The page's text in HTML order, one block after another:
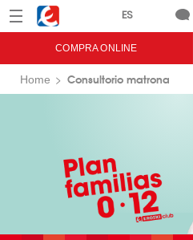
Menú Eroski
COMPRA ONLINE
Home Consultorio matrona